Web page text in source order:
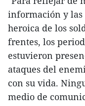
información y las
heroica de los
frentes, los
estuvieron
ataques del
con su vida.
medio de